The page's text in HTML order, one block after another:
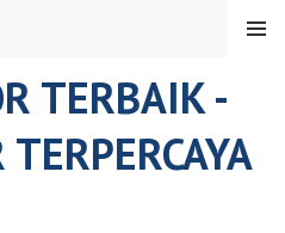
TERBAIK -
MENU